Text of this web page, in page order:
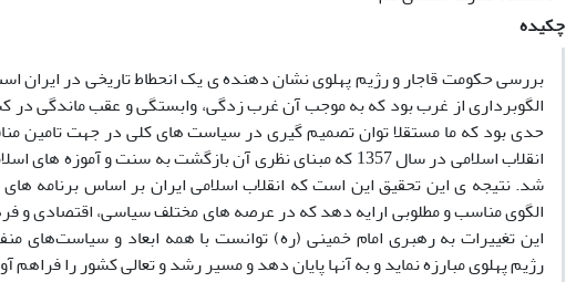
چکیده
بررسی حکومت قاجار و رژیم پهلوی نشان دهنده ی یک انحطاط تاریخی در ایران
الگوبرداری از غرب بود که به موجب آن غرب زدگی، وابستگی و عقب ماندگی در
حدی بود که ما مستقلا توان تصمیم گیری در سیاست های کلی در جهت تامین
انقلاب اسلامی در سال 1357 که مبنای نظری آن بازگشت به سنت و
شد. نتیجه ی این تحقیق این است که انقلاب اسلامی ایران بر اساس برنامه
الگوی مناسب و مطلوبی ارایه دهد که در عرصه های مختلف سیاسی، اقتصادی و
این تغییرات به رهبری امام خمینی (ره) توانست با همه ابعاد و سیاست‌های
رژیم پهلوی مبارزه نماید و به آنها پایان دهد و مسیر رشد و تعالی کشور را فراهم